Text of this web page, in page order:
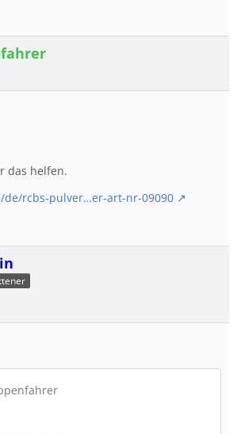
das helfen.
de/rcbs-pulver…er-art-nr-09090